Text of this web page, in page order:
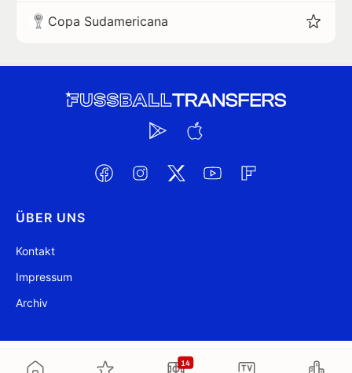
14
Copa Sudamericana
ÜBER UNS
Kontakt
Impressum
Archiv
@ FussballTransfers.com 2009-2026